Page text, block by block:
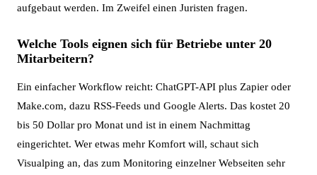
aufgebaut werden. Im Zweifel einen Juristen fragen.
Welche Tools eignen sich für Betriebe unter 20
Mitarbeitern?
Ein einfacher Workflow reicht: ChatGPT-API plus Zapier oder
Make.com, dazu RSS-Feeds und Google Alerts. Das kostet 20
bis 50 Dollar pro Monat und ist in einem Nachmittag
eingerichtet. Wer etwas mehr Komfort will, schaut sich
Visualping an, das zum Monitoring einzelner Webseiten sehr